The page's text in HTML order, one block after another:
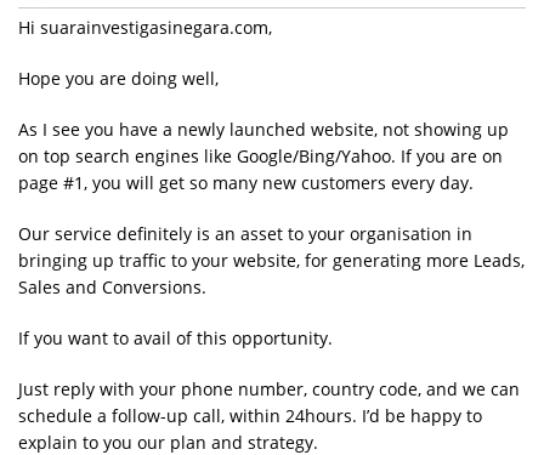
Hi suarainvestigasinegara.com,
Hope you are doing well,
As I see you have a newly launched website, not showing up
on top search engines like Google/Bing/Yahoo. If you are on
page #1, you will get so many new customers every day.
Our service definitely is an asset to your organisation in
bringing up traffic to your website, for generating more Leads,
Sales and Conversions.
If you want to avail of this opportunity.
Just reply with your phone number, country code, and we can
schedule a follow-up call, within 24hours. I’d be happy to
explain to you our plan and strategy.